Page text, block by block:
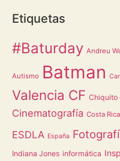
Etiquetas
#Baturday Andreu
Autismo Batman
Valencia CF Chiquito
Cinematografía Costa Rica
ESDLA España
Indiana Jones informática